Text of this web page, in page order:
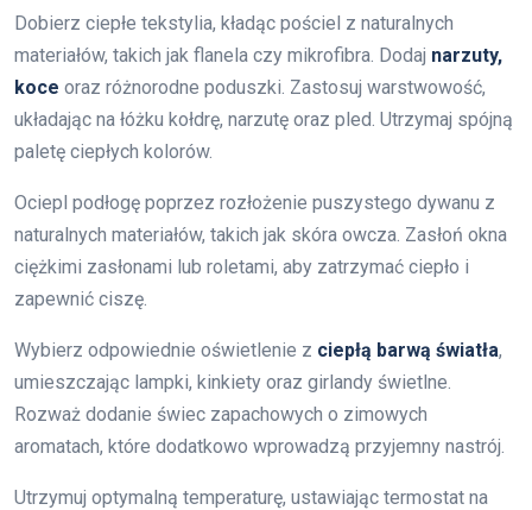
Dobierz ciepłe tekstylia, kładąc pościel z naturalnych
materiałów, takich jak flanela czy mikrofibra. Dodaj narzuty,
koce oraz różnorodne poduszki. Zastosuj warstwowość,
układając na łóżku kołdrę, narzutę oraz pled. Utrzymaj spójną
paletę ciepłych kolorów.
Ociepl podłogę poprzez rozłożenie puszystego dywanu z
naturalnych materiałów, takich jak skóra owcza. Zasłoń okna
ciężkimi zasłonami lub roletami, aby zatrzymać ciepło i
zapewnić ciszę.
Wybierz odpowiednie oświetlenie z ciepłą barwą światła,
umieszczając lampki, kinkiety oraz girlandy świetlne.
Rozważ dodanie świec zapachowych o zimowych
aromatach, które dodatkowo wprowadzą przyjemny nastrój.
Utrzymuj optymalną temperaturę, ustawiając termostat na